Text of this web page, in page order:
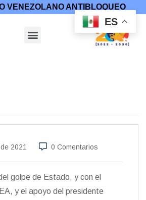
VENEZOLANO ANTIBLOQUEO
2021 0 Comentarios
golpe de Estado, y con el
y el apoyo del presidente
ES